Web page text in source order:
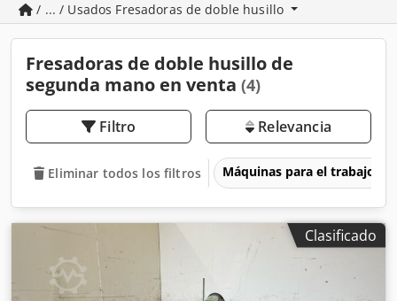
/ ... / Usados Fresadoras de doble husillo
Fresadoras de doble husillo de
segunda mano en venta (4)
Filtro Relevancia
Eliminar todos los filtros Máquinas para el trabajo
Clasificado